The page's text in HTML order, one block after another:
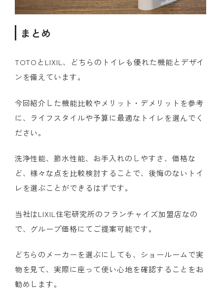
まとめ
TOTOとLIXIL、どちらのトイレも優れた機能とデザイ
ンを備えています。
今回紹介した機能比較やメリット・デメリットを参考
に、ライフスタイルや予算に最適なトイレを選んでく
ださい。
洗浄性能、節水性能、お手入れのしやすさ、価格な
ど、様々な点を比較検討することで、後悔のないトイ
レを選ぶことができるはずです。
当社はLIXIL住宅研究所のフランチャイズ加盟店なの
で、グループ価格にてご提案可能です。
どちらのメーカーを選ぶにしても、ショールームで実
物を見て、実際に座って使い心地を確認することをお
勧めします。